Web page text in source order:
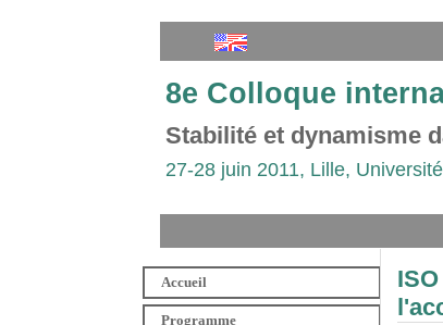
8e Colloque
Stabilité et dynamisme
27-28 juin 2011, Lille,
Accueil
Programme